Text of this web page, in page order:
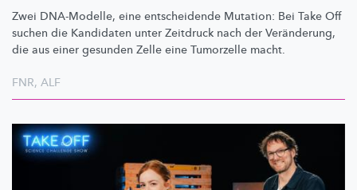
Zwei DNA-Modelle, eine entscheidende Mutation: Bei Take Off
suchen die Kandidaten unter Zeitdruck nach der Veränderung,
die aus einer gesunden Zelle eine Tumorzelle macht.
FNR, ALF